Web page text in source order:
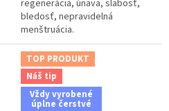
regenerácia, únava, slabosť,
bledosť, nepravidelná
menštruácia.
TOP PRODUKT
Náš tip
Vždy vyrobené
úplne čerstvé